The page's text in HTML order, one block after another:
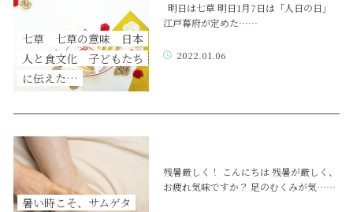
七草 七草の意味 日本
人と食文化 子どもたち
に伝えた…
明日は七草 明日1月7日は「人日の日」
江戸幕府が定めた……
2022.01.06
暑い時こそ、サムゲタ
残暑厳しく！ こんにちは 残暑が厳しく、
お疲れ気味ですか？ 足のむくみが気……